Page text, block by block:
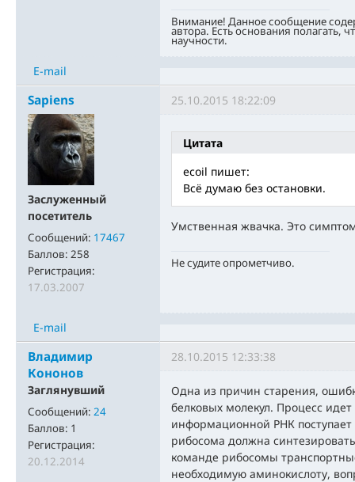
Внимание! Данное сообщение
автора. Есть основания полагать,
научности.
E-mail
Sapiens
Заслуженный
посетитель
Сообщений: 17467
Баллов: 258
Регистрация:
17.03.2007
25.10.2015 18:22:09
Цитата
ecoil пишет:
Всё думаю без остановки.
Умственная жвачка. Это
Не судите опрометчиво.
E-mail
Владимир
Кононов
Заглянувший
Сообщений: 24
Баллов: 1
Регистрация:
20.12.2014
28.10.2015 12:33:38
Одна из причин старения,
белковых молекул. Процесс
информационной РНК
рибосома должна
команде рибосомы
необходимую аминокислоту,